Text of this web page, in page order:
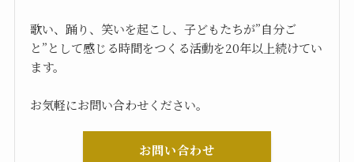
歌い、踊り、笑いを起こし、子どもたちが”自分ご
と”として感じる時間をつくる活動を20年以上続けてい
ます。
お気軽にお問い合わせください。
お問い合わせ